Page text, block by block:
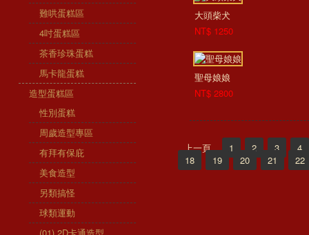
難哄蛋糕區
4吋蛋糕區
茶香珍珠蛋糕
馬卡龍蛋糕
造型蛋糕區
性別蛋糕
周歲造型專區
有拜有保庇
美食造型
另類搞怪
球類運動
大頭柴犬
NT$ 1250
聖母娘娘
NT$ 2800
上一頁 1 2 3
4
18
19 20 21 22